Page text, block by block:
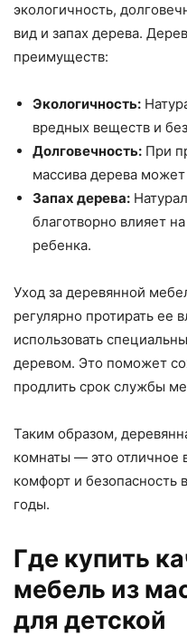
экологичность,
вид и запах дерева.
преимуществ:
Экологичность:
вредных веществ и
Долговечность: При
массива дерева
Запах дерева:
благотворно влияет
ребенка.
Уход за деревянной
регулярно протирать ее
использовать
деревом. Это поможет
продлить срок службы
Таким образом,
комнаты — это отличное
комфорт и безопасность
годы.
Где купить
мебель из
для детской